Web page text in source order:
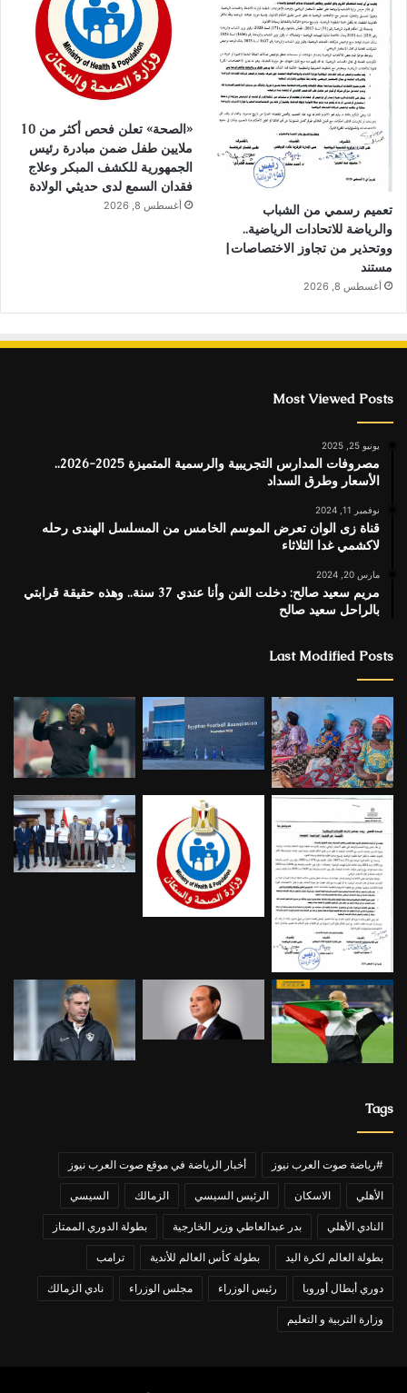
تعميم رسمي من الشباب
والرياضة للاتحادات الرياضية..
ووتحذير من تجاوز الاختصاصات|
مستند
أغسطس 8, 2026
«الصحة» تعلن فحص أكثر من 10
ملايين طفل ضمن مبادرة رئيس
الجمهورية للكشف المبكر وعلاج
فقدان السمع لدى حديثي الولادة
أغسطس 8, 2026
Most Viewed Posts
يونيو 25, 2025
مصروفات المدارس التجريبية والرسمية المتميزة 2025-2026..
الأسعار وطرق السداد
نوفمبر 11, 2024
قناة زى الوان تعرض الموسم الخامس من المسلسل الهندى رحله
لاكشمي غدا الثلاثاء
مارس 20, 2024
مريم سعيد صالح: دخلت الفن وأنا عندي 37 سنة.. وهذه حقيقة قرابتي
بالراحل سعيد صالح
Last Modified Posts
Tags
#رياضة صوت العرب نيوز أخبار الرياضة في موقع صوت العرب نيوز
الأهلي الاسكان الرئيس السيسي الزمالك السيسي
النادي الأهلي بدر عبدالعاطي وزير الخارجية بطولة الدوري الممتاز
بطولة العالم لكرة اليد بطولة كأس العالم للأندية ترامب
دوري أبطال أوروبا رئيس الوزراء مجلس الوزراء نادي الزمالك
وزارة التربية و التعليم